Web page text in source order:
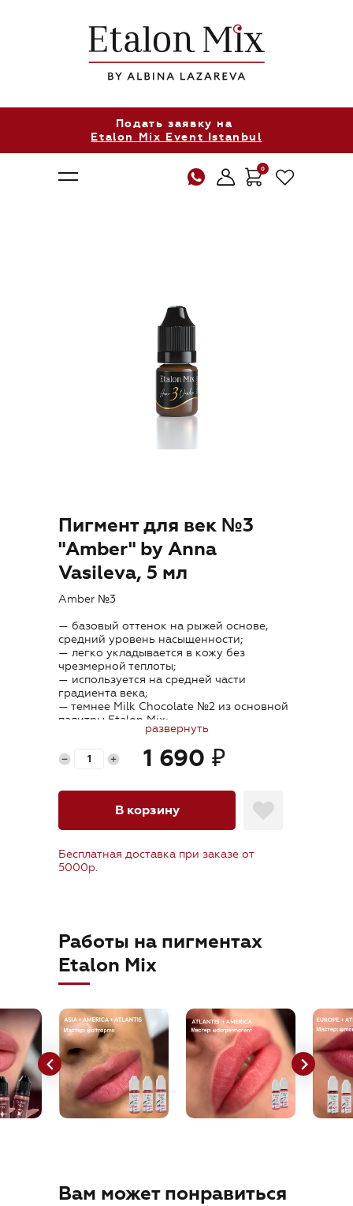
Подать заявку на
Etalon Mix Event Istanbul
0
Продукция
Где купить
Обучение
RU
+7 (800) 707-50-92
orders@etalonmix.com
Пигмент для век №3
"Amber" by Anna
Vasileva, 5 мл
Amber №3
— базовый оттенок на рыжей основе,
средний уровень насыщенности;
— легко укладывается в кожу без
чрезмерной теплоты;
— используется на средней части
градиента века;
— темнее Milk Chocolate №2 из основной
палитры Etalon Mix;
— заживает в нейтрально-коричневом
развернуть
1 690 ₽
В корзину
Бесплатная доставка при заказе от
5000р.
Работы на пигментах
Etalon Mix
Вам может понравиться